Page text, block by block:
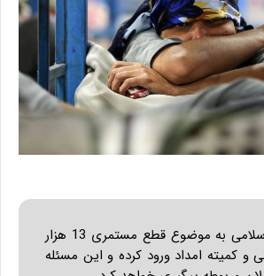
مجلس شورای اسلامی به موضوع قطع مستمری 13 هزار
و کمیته امداد ورود کرده و این مسئله